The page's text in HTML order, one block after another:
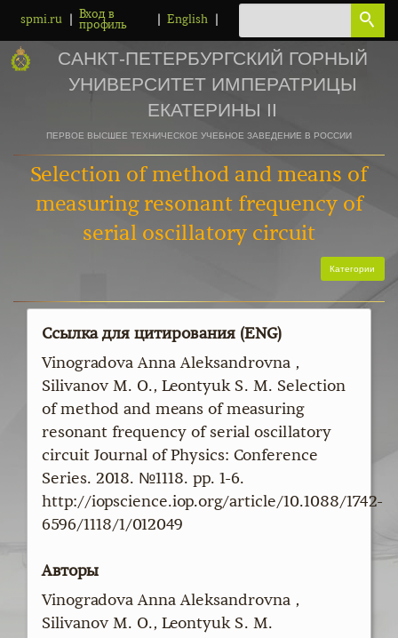
spmi.ru
Вход в
профиль
English
САНКТ-ПЕТЕРБУРГСКИЙ ГОРНЫЙ
УНИВЕРСИТЕТ ИМПЕРАТРИЦЫ
ЕКАТЕРИНЫ II
ПЕРВОЕ ВЫСШЕЕ ТЕХНИЧЕСКОЕ УЧЕБНОЕ ЗАВЕДЕНИЕ В РОССИИ
Selection of method and means of
measuring resonant frequency of
serial oscillatory circuit
Категории
Ссылка для цитирования (ENG)
Vinogradova Anna Aleksandrovna ,
Silivanov M. O., Leontyuk S. M. Selection
of method and means of measuring
resonant frequency of serial oscillatory
circuit Journal of Physics: Conference
Series. 2018. №1118. pp. 1-6.
http://iopscience.iop.org/article/10.1088/1742-
6596/1118/1/012049
Авторы
Vinogradova Anna Aleksandrovna ,
Silivanov M. O., Leontyuk S. M.